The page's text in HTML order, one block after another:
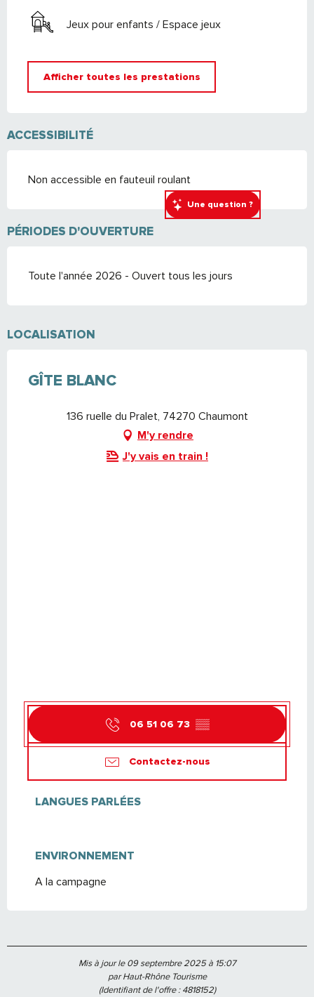
Une question ?
Jeux pour enfants / Espace jeux
Afficher toutes les prestations
ACCESSIBILITÉ
Non accessible en fauteuil roulant
PÉRIODES D'OUVERTURE
Toute l'année 2026 - Ouvert tous les jours
LOCALISATION
GÎTE BLANC
136 ruelle du Pralet, 74270 Chaumont
M'y rendre
J'y vais en train !
06 51 06 73 ▒▒
Contactez-nous
LANGUES PARLÉES
LANGUES PARLÉES
ENVIRONNEMENT
ENVIRONNEMENT
A la campagne
Mis à jour le 09 septembre 2025 à 15:07
par Haut-Rhône Tourisme
(Identifiant de l'offre :4818152)